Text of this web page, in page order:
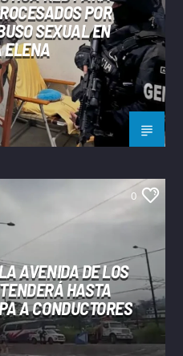
POR
SEXUAL EN
ELENA
0
AVENIDA DE LOS
HASTA
A CONDUCTORES